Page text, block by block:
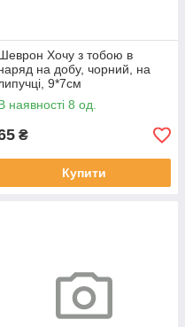
Хочу з тобою в
на добу, чорний, на
9*7см
наявності 8 од.
₴
Купити